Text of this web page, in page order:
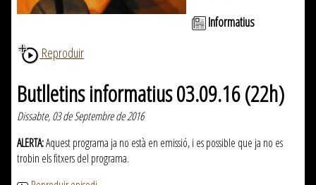
Informatius
Reproduir
Butlletins informatius 03.09.16 (22h)
Dissabte, 03 de Septembre de 2016
ALERTA:Aquest programa ja no està en emissió, i es possible que ja no es
trobin els fitxers del programa.